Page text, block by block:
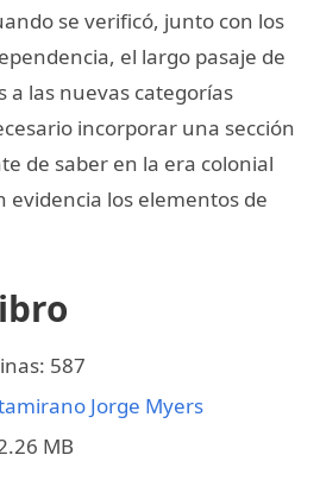
se verificó, junto con los
el largo pasaje de
a las nuevas categorías
incorporar una sección
de saber en la era colonial
evidencia los elementos de
587
Jorge Myers
MB